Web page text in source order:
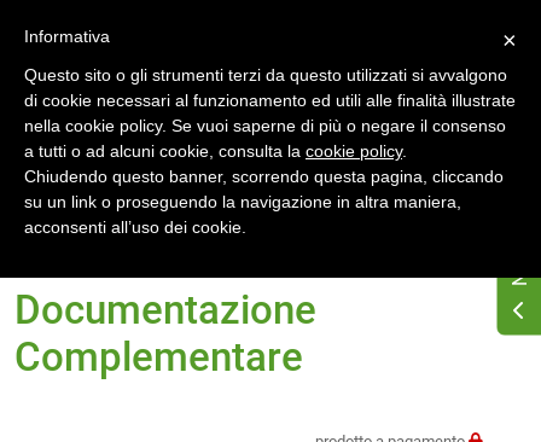
Home Normativa energetica regionale
Sicilia
Documentazione Complementare
Documentazione
Complementare
×
Informativa
Questo sito o gli strumenti terzi da questo utilizzati si avvalgono
di cookie necessari al funzionamento ed utili alle finalità illustrate
nella cookie policy. Se vuoi saperne di più o negare il consenso
a tutti o ad alcuni cookie, consulta la cookie policy.
Chiudendo questo banner, scorrendo questa pagina, cliccando
su un link o proseguendo la navigazione in altra maniera,
acconsenti all’uso dei cookie.